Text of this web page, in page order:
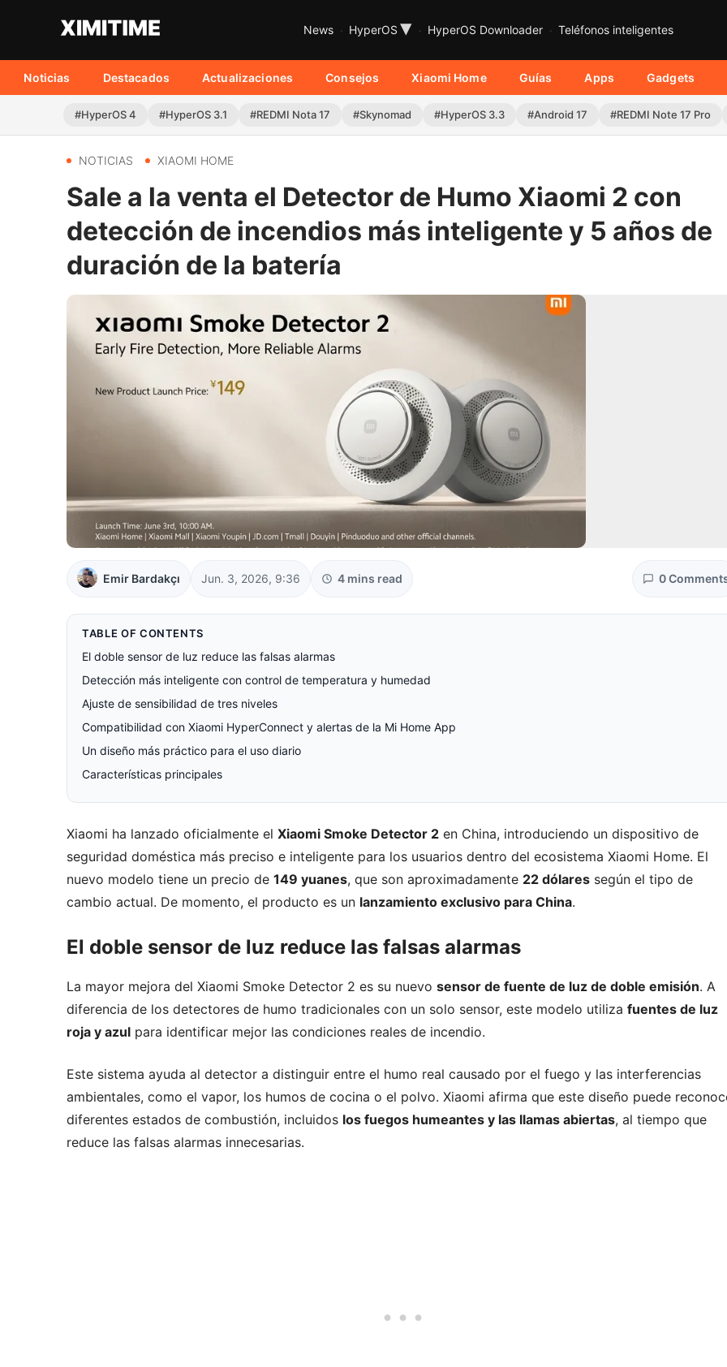
News HyperOS ▾ HyperOS Downloader Teléfonos inteligentes
Noticias Destacados Actualizaciones Consejos Xiaomi Home Guías Apps Gadgets
#HyperOS 4 #HyperOS 3.1 #REDMI Nota 17 #Skynomad #HyperOS 3.3 #Android 17 #REDMI Note 17 Pro
NOTICIAS XIAOMI HOME
Sale a la venta el Detector de Humo Xiaomi 2 con
detección de incendios más inteligente y 5 años de
duración de la batería
Emir Bardakçı Jun. 3, 2026, 9:36 4 mins read 0
TABLE OF CONTENTS
El doble sensor de luz reduce las falsas alarmas
Detección más inteligente con control de temperatura y humedad
Ajuste de sensibilidad de tres niveles
Compatibilidad con Xiaomi HyperConnect y alertas de la Mi Home App
Un diseño más práctico para el uso diario
Características principales
Xiaomi ha lanzado oficialmente el Xiaomi Smoke Detector 2 en China, introduciendo un dispositivo de
seguridad doméstica más preciso e inteligente para los usuarios dentro del ecosistema Xiaomi Home. El
nuevo modelo tiene un precio de 149 yuanes, que son aproximadamente 22 dólares según el tipo de
cambio actual. De momento, el producto es un lanzamiento exclusivo para China.
El doble sensor de luz reduce las falsas alarmas
La mayor mejora del Xiaomi Smoke Detector 2 es su nuevo sensor de fuente de luz de doble emisión. A
diferencia de los detectores de humo tradicionales con un solo sensor, este modelo utiliza fuentes de luz
roja y azul para identificar mejor las condiciones reales de incendio.
Este sistema ayuda al detector a distinguir entre el humo real causado por el fuego y las interferencias
ambientales, como el vapor, los humos de cocina o el polvo. Xiaomi afirma que este diseño puede
diferentes estados de combustión, incluidos los fuegos humeantes y las llamas abiertas, al tiempo que
reduce las falsas alarmas innecesarias.